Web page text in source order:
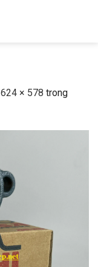
624 × 578 trong